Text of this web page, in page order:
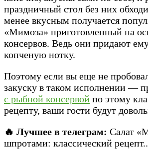
праздничный стол без них
менее вкусным получается
«Мимоза» приготовленный на
консервов. Ведь они придают
копченую нотку.
Поэтому если вы еще не
закуску в таком исполнении —
с рыбной консервой по этому
рецепту, ваши гости будут
🔥 Лучшее в телеграм: Салат
шпротами: классический